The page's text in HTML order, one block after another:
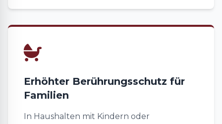
Erhöhter Berührungsschutz für
Familien
In Haushalten mit Kindern oder